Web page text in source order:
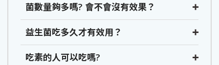
菌數量夠多嗎? 會不會沒有效果？
益生菌吃多久才有效用？
吃素的人可以吃嗎?